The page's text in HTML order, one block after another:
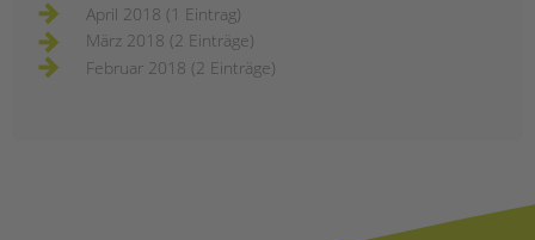
April 2018 (1 Eintrag)
März 2018 (2 Einträge)
Februar 2018 (2 Einträge)